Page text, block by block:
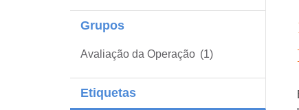
Grupos
Avaliação da Operação (1)
Etiquetas